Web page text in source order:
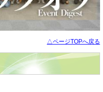
△ページTOPへ戻る